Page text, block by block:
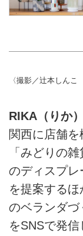
〈撮影／辻本しん
RIKA（りか）
関西に店舗
「みどりの
のディスプ
を提案する
のベランダ
をSNSで発信